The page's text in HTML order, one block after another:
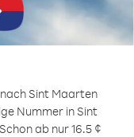
Sint Maarten
Nummer in Sint
ab nur 16.5 ¢